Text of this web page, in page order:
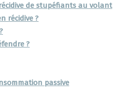
récidive de stupéfiants au volant
récidive ?
?
passive